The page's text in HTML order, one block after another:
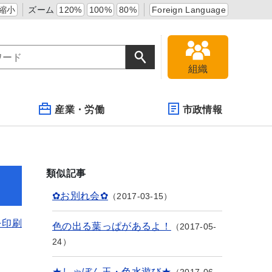
小 ズーム 120% 100% 80% Foreign Language
組織
産業・労働 市政情報
刷
類似記事
✿お別れ会✿ 2017-03-15
色の出る葉っぱがあるよ！
2017-05-
24